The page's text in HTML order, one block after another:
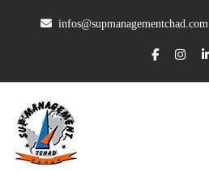
infos@supmanagementchad.com